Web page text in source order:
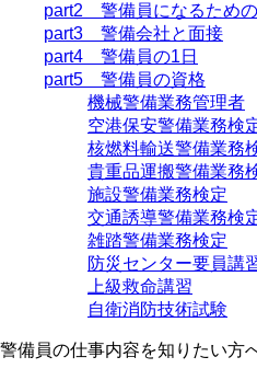
part2 警備員になるため
part3 警備会社と面接
part4 警備員の1日
part5 警備員の資格
機械警備業務管理者
空港保安警備業務検
核燃料輸送警備業務
貴重品運搬警備業務
施設警備業務検定
交通誘導警備業務検
雑踏警備業務検定
防災センター要員講
上級救命講習
自衛消防技術試験
警備員の仕事内容を知りたい方